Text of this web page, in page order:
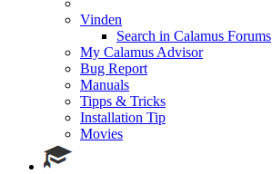
Vinden
Search in Calamus Forums
My Calamus Advisor
Bug Report
Manuals
Tipps & Tricks
Installation Tip
Movies